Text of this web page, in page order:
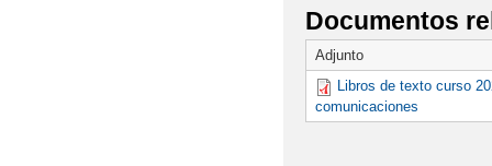
Documentos
Adjunto
Libros de texto curso
comunicaciones